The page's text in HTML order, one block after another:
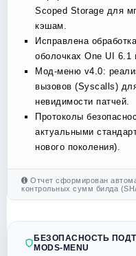
Scoped Storage для
кэшам.
Исправлена
оболочках One UI 6.1
Мод-меню v4.0:
вызовов (Syscalls)
невидимости патчей.
Протоколы
актуальными
нового поколения).
Отчет сформирован
контрольных сумм билда
БЕЗОПАСНОСТЬ
MODS-MENU